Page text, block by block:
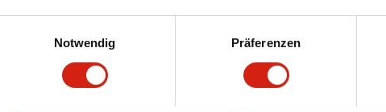
Notwendig
Präferenzen